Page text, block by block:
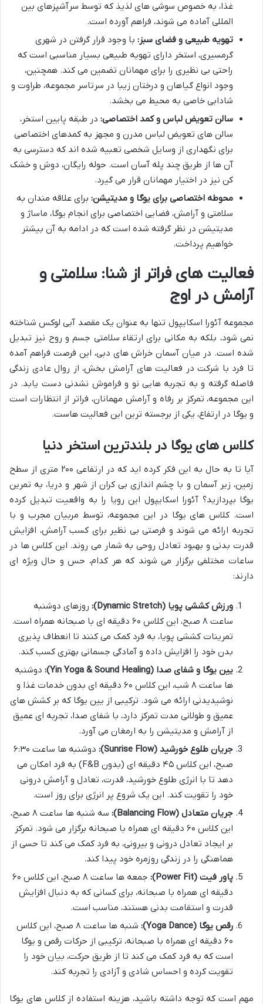
غذا، به خصوص سوشی های لذیذ که توسط سرآشپزهای بین
المللی آماده می شوند، فراهم آورده است.
تهویه طبیعی و فضای سبز: با وجود قرار گرفتن در شهری
گرمسیری، استخر دارای تهویه طبیعی بسیار مناسبی است که
راحتی بی نظیری را برای مهمانان تضمین می کند. همچنین،
وجود انواع گیاهان و درختان زیبا در سرتاسر مجموعه، طراوت و
شادابی خاصی به محیط می بخشد.
سالن تعویض لباس و کمد اختصاصی: در طبقه پایین استخر،
سالن های تعویض لباس مدرن و مجهز به کمدهای اختصاصی
برای نگهداری از وسایل شخصی تعبیه شده اند که دسترسی به
آن ها از طریق چند پله آسان است. حوله رایگان، دوش و خشک
کن نیز در اختیار مهمانان قرار می گیرد.
محوطه اختصاصی برای یوگا و مدیتیشن: برای علاقه مندان به
سلامتی و آرامش، فضایی اختصاصی برای انجام یوگا، ماساژ و
مدیتیشن در نظر گرفته شده است که در ادامه به آن بیشتر
خواهیم پرداخت.
فعالیت های فراتر از شنا: سلامتی و
آرامش در اوج
مجموعه آئورا اسکایپول تنها به عنوان یک مقصد آبی لوکس شناخته
نمی شود، بلکه به مکانی برای ارتقاء سلامتی جسم و روح نیز تبدیل
شده است. در میان آسمان خراش های دبی، این فرصت فراهم آمده
تا فرد با شرکت در فعالیت های آرامش بخش، از روال عادی زندگی
فاصله گرفته و به تجربه هایی نو و فراموش نشدنی دست یابد. در
این مجموعه، تمرکز بر رفاه و آرامش مهمانان، فراتر از انتظارات است
و یوگا در ارتفاع، یکی از برجسته ترین این فعالیت هاست.
کلاس های یوگا در بلندترین استخر دنیا
آیا تا به حال به این فکر کرده اید که در ارتفاعی ۲۰۰ متری از سطح
زمین، زیر آسمان و با چشم اندازی بی کران از شهر و دریا، به تمرین
یوگا بپردازید؟ آئورا اسکایپول این رویا را به واقعیت تبدیل کرده
است. کلاس های یوگا در این مجموعه، توسط مربیان مجرب و با
تجربه ارائه می شوند و فرصتی بی نظیر برای کسب آرامش، افزایش
قدرت بدنی و بهبود تعادل روحی به شمار می روند. این کلاس ها در
ساعات مختلفی برگزار می شوند که هر کدام، حس و حال ویژه ای
دارند:
ورزش کششی پویا (Dynamic Stretch):
روزهای دوشنبه
ساعت ۸ صبح، این کلاس ۶۰ دقیقه ای با صبحانه همراه است.
تمرینات کششی پویا، به فرد کمک می کنند تا انعطاف پذیری
بدن خود را افزایش داده و آمادگی جسمانی بهتری کسب کند.
یین یوگا و شفای صدا (Yin Yoga & Sound Healing):
دوشنبه
ها ساعت ۸ شب، این کلاس ۶۰ دقیقه ای بدون خدمات غذا و
نوشیدیدنی ارائه می شود. ترکیبی از یین یوگا که بر کشش های
عمیق و طولانی مدت تمرکز دارد، با شفای صدا، تجربه ای عمیق
از آرامش و مدیتیشن را به ارمغان می آورد.
جریان طلوع خورشید (Sunrise Flow):
دوشنبه ها ساعت ۶:۳۰
صبح، این کلاس ۴۵ دقیقه ای (بدون F&B) به فرد امکان می
دهد تا با انرژی طلوع خورشید، قدرت، تعادل و آرامش درونی
خود را تقویت کند. این یک شروع پر انرژی برای روز است.
جریان متعادل (Balancing Flow):
سه شنبه ها ساعت ۸ صبح،
این کلاس ۶۰ دقیقه ای همراه با صبحانه برگزار می شود. تمرکز
بر ایجاد تعادل درونی و بیرونی، به فرد کمک می کند تا حسی از
هماهنگی را در زندگی روزمره خود پیدا کند.
پاور فیت (Power Fit):
جمعه ها ساعت ۸ صبح، این کلاس ۶۰
دقیقه ای همراه با صبحانه، برای کسانی که به دنبال افزایش
قدرت و استقامت بدنی هستند، مناسب است.
رقص یوگا (Yoga Dance):
شنبه ها ساعت ۸ صبح، این کلاس
۶۰ دقیقه ای همراه با صبحانه، ترکیبی از حرکات رقص و یوگا
است که به فرد کمک می کند تا از طریق حرکت، بیان خود را
تقویت کرده و احساس شادی و آزادی را تجربه کند.
مهم است که توجه داشته باشید، هزینه استفاده از کلاس های یوگا